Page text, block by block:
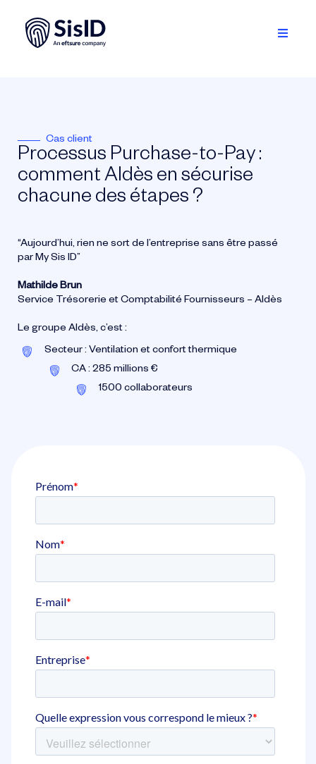
contenu
Toggle
Ressources
À propos
Cas client
Processus Purchase-to-Pay :
comment Aldès en sécurise
chacune des étapes ?
“Aujourd’hui, rien ne sort de l’entreprise sans être passé
par My Sis ID”
Mathilde Brun
Service Trésorerie et Comptabilité Fournisseurs – Aldès
Le groupe Aldès, c’est :
Secteur : Ventilation et confort thermique
CA : 285 millions €
1500 collaborateurs